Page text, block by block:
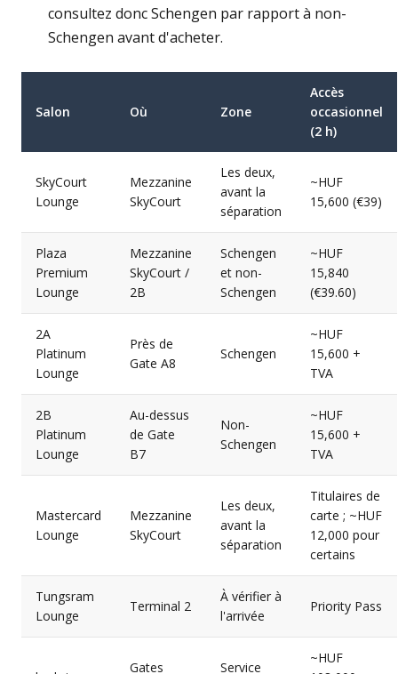
consultez donc Schengen par rapport à non-
Schengen avant d'acheter.
Salon Où Zone
Accès
occasionnel
(2 h)
SkyCourt
Lounge
Mezzanine
SkyCourt
Les deux,
avant la
séparation
~HUF
15,600 (€39)
Plaza
Premium
Lounge
Mezzanine
SkyCourt /
2B
Schengen
et non-
Schengen
~HUF
15,840
(€39.60)
2A
Platinum
Lounge
Près de
Gate A8
Schengen
~HUF
15,600 +
TVA
2B
Platinum
Lounge
Au-dessus
de Gate
B7
Non-
Schengen
~HUF
15,600 +
TVA
Mastercard
Lounge
Mezzanine
SkyCourt
Les deux,
avant la
séparation
Titulaires de
carte ; ~HUF
12,000 pour
certains
Tungsram
Lounge
Terminal 2
À vérifier à
l'arrivée
Priority Pass
Gates
Service
~HUF